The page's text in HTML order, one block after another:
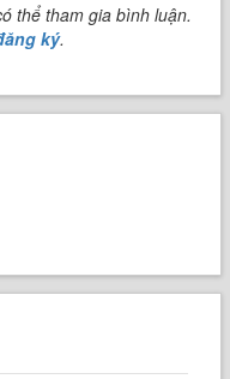
thể tham gia bình luận.
ký.